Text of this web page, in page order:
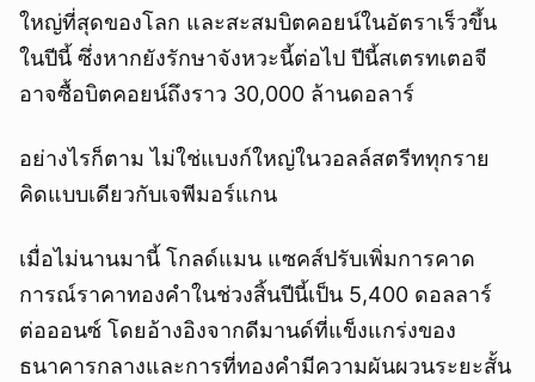
ใหญ่ที่สุดของโลก และสะสมบิตคอยน์ในอัตราเร็วขึ้น
ในปีนี้ ซึ่งหากยังรักษาจังหวะนี้ต่อไป ปีนี้สเตรทเตอจี
อาจซื้อบิตคอยน์ถึงราว 30,000 ล้านดอลาร์
อย่างไรก็ตาม ไม่ใช่แบงก์ใหญ่ในวอลล์สตรีททุกราย
คิดแบบเดียวกับเจพีมอร์แกน
เมื่อไม่นานมานี้ โกลด์แมน แซคส์ปรับเพิ่มการคาด
การณ์ราคาทองคำในช่วงสิ้นปีนี้เป็น 5,400 ดอลลาร์
ต่อออนซ์ โดยอ้างอิงจากดีมานด์ที่แข็งแกร่งของ
ธนาคารกลางและการที่ทองคำมีความผันผวนระยะสั้น